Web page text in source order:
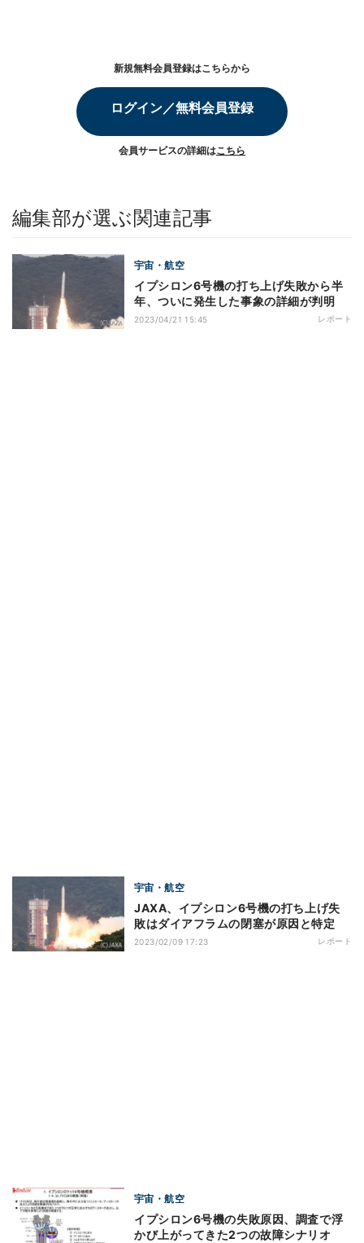
新規無料会員登録はこちらから
ログイン／無料会員登録
会員サービスの詳細はこちら
編集部が選ぶ関連記事
宇宙・航空
イプシロン6号機の打ち上げ失敗から半
年、ついに発生した事象の詳細が判明
2023/04/21 15:45 レポート
宇宙・航空
JAXA、イプシロン6号機の打ち上げ失
敗はダイアフラムの閉塞が原因と特定
2023/02/09 17:23 レポート
宇宙・航空
イプシロン6号機の失敗原因、調査で浮
かび上がってきた2つの故障シナリオ